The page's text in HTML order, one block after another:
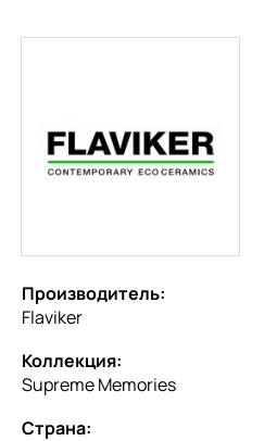
Производитель:
Flaviker
Коллекция:
Supreme Memories
Страна: